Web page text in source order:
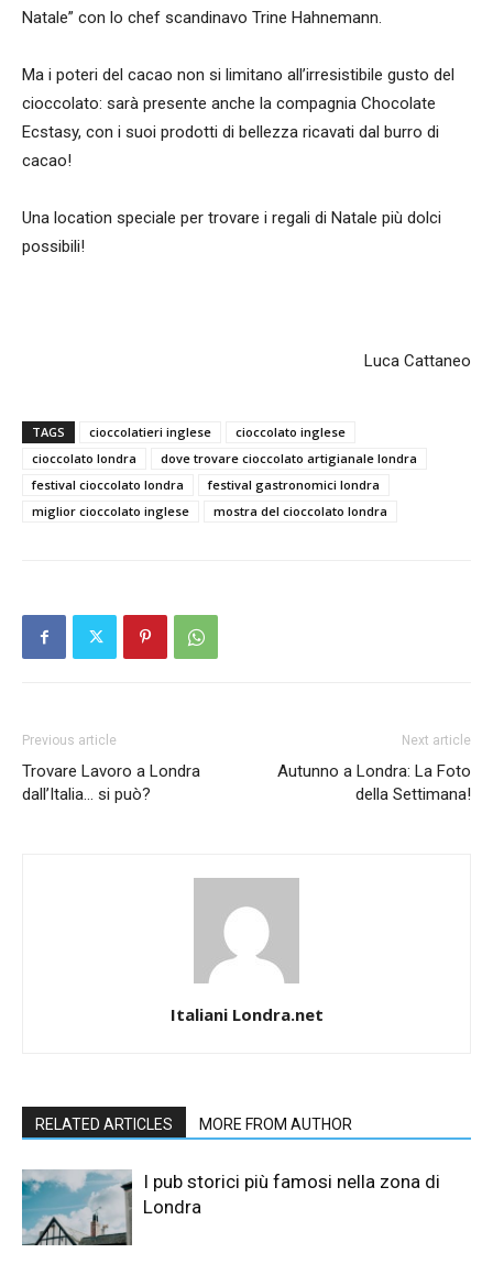
Natale” con lo chef scandinavo Trine Hahnemann.
Ma i poteri del cacao non si limitano all’irresistibile gusto del
cioccolato: sarà presente anche la compagnia Chocolate
Ecstasy, con i suoi prodotti di bellezza ricavati dal burro di
cacao!
Una location speciale per trovare i regali di Natale più dolci
possibili!
Luca Cattaneo
TAGS cioccolatieri inglese
cioccolato inglese
cioccolato londra
dove trovare cioccolato artigianale londra
festival cioccolato londra
festival gastronomici londra
miglior cioccolato inglese
mostra del cioccolato londra
Previous article
Trovare Lavoro a Londra
dall’Italia… si può?
Next article
Autunno a Londra: La Foto
della Settimana!
Italiani Londra.net
RELATED ARTICLES MORE FROM AUTHOR
I pub storici più famosi nella zona di
Londra